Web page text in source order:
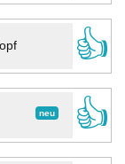
👍
neu
👍